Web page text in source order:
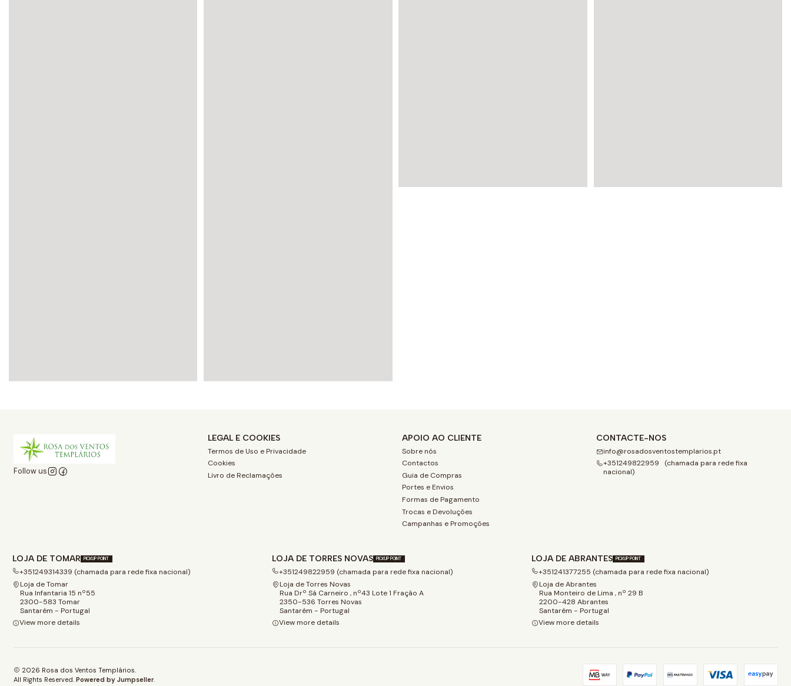
Follow us
LEGAL E COOKIES
Termos de Uso e Privacidade
Cookies
Livro de Reclamações
APOIO AO CLIENTE
Sobre nós
Contactos
Guia de Compras
Portes e Envios
Formas de Pagamento
Trocas e Devoluções
Campanhas e Promoções
CONTACTE-NOS
info@rosadosventostemplarios.pt
+351249822959 (chamada para rede fixa
nacional)
LOJA DE TOMAR PICKUP POINT
+351249314339 (chamada para rede fixa nacional)
Loja de Tomar
Rua Infantaria 15 nº55
2300-583 Tomar
Santarém - Portugal
View more details
LOJA DE TORRES NOVAS PICKUP POINT
+351249822959 (chamada para rede fixa nacional)
Loja de Torres Novas
Rua Drº Sá Carneiro , nº43 Lote 1 Fração A
2350-536 Torres Novas
Santarém - Portugal
View more details
LOJA DE ABRANTES PICKUP POINT
+351241377255 (chamada para rede fixa nacional)
Loja de Abrantes
Rua Monteiro de Lima , nº 29 B
2200-428 Abrantes
Santarém - Portugal
View more details
2026 Rosa dos Ventos Templários.
All Rights Reserved. Powered by Jumpseller.